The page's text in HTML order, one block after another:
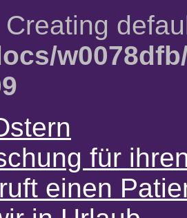
Creating
für
einen